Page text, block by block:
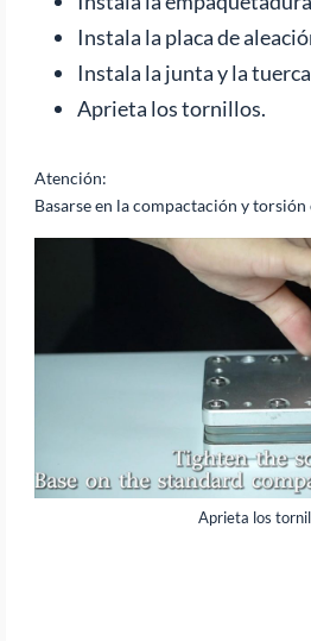
Instala la placa de
Instala la junta y la
Aprieta los tornillos.
Atención:
Basarse en la compactación y torsión
Aprieta los